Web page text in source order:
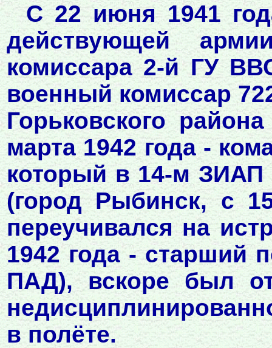
С 22 июня 1941
действующей
комиссара 2-й ГУ
военный комиссар
Горьковского
марта 1942 года -
который в 14-м ЗИАП
(город Рыбинск, с
переучивался на
1942 года - старший
ПАД), вскоре был
в полёте.